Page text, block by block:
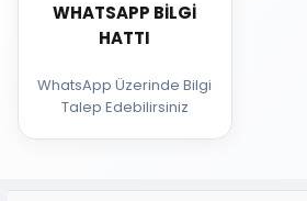
WHATSAPP BILGI
HATTI
WhatsApp Üzerinde Bilgi
Talep Edebilirsiniz